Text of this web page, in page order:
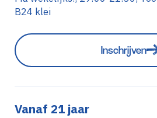
B24 klei
Inschrijven
Vanaf 21 jaar